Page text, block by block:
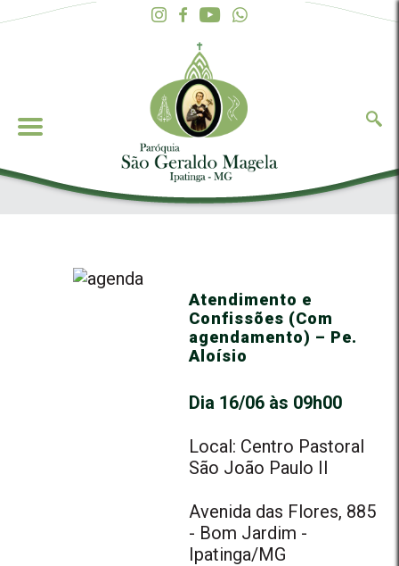
Atendimento e
Confissões (Com
agendamento) – Pe.
Aloísio
Dia 16/06 às 09h00
Local: Centro Pastoral
São João Paulo II
Avenida das Flores, 885
- Bom Jardim -
Ipatinga/MG